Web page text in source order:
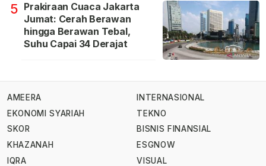
5 Prakiraan Cuaca Jakarta
Jumat: Cerah Berawan
hingga Berawan Tebal,
Suhu Capai 34 Derajat
AMEERA
EKONOMI SYARIAH
SKOR
KHAZANAH
IQRA
INTERNASIONAL
TEKNO
BISNIS FINANSIAL
ESGNOW
VISUAL